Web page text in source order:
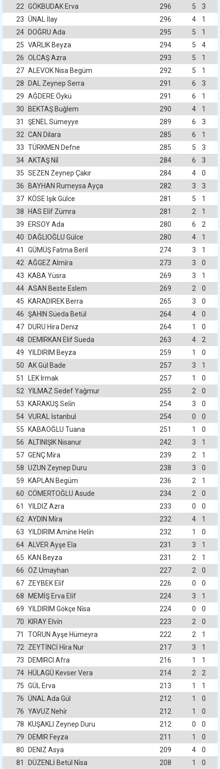
22 GÖKBUDAK Erva 296 5
3
23 ÜNAL İlay 296 4
1
24
DOĞRU Ada 295 5
1
25 VARLIK Beyza 294 5
4
26 OLCAŞ Azra 293 5
1
27 ALEVOK Nisa Begüm 292 5
1
28
DAL Zeynep Serra 291 6
3
29 AĞDERE Öykü 291 6
1
30
BEKTAŞ Buğlem 290 4
1
31
ŞENEL Sümeyye 289 6
3
32 CAN Dilara 285 6
1
33 TÜRKMEN Defne 285 5
3
34 AKTAŞ Ni̇l 284 6
3
35 SEZEN Zeynep Çakır 284 4
0
36
BAYHAN Rumeysa Ayça 282 3
3
37
KÖSE Işik Gülce 281 5
1
38
HAS Eli̇f Zümra 281 2
1
39
ERSOY Ada 280 6
2
40
DAĞLIOĞLU Gülce 280 4
1
41
GÜMÜŞ Fatma Beril 274 3
1
42 AĞGEZ Almi̇ra 273 3
0
43
KABA Yüsra 269 3
1
44 ASAN Beste Eslem 269 2
0
45
KARADIREK Berra 265 3
0
46 ŞAHIN Süeda Betül 264 4
0
47
DURU Hira Deniz 264 1
0
48
DEMIRKAN Elif Sueda 263 4
2
49 YILDIRIM Beyza 259 1
0
50 AK Gül Bade 257 3
1
51
LEK Irmak 257 1
0
52 YILMAZ Sedef Yağmur 255 2
0
53
KARAKUŞ Seli̇n 254 3
0
54 VURAL İstanbul 254 0
0
55
KABAOĞLU Tuana 251 1
0
56 ALTINIŞIK Nisanur 242 3
1
57 GENÇ Mi̇ra 239 2
1
58 UZUN Zeynep Duru 238 3
0
59
KAPLAN Begüm 236 2
1
60 CÖMERTOĞLU Asude 234 2
0
61
YILDIZ Azra 233 0
0
62 AYDIN Mi̇ra 232 4
1
63 YILDIRIM Ami̇ne Heli̇n 232 1
0
64 ALVER Ayşe Ela 231 3
1
65
KAN Beyza 231 2
1
66 ÖZ Umayhan 227 2
0
67 ZEYBEK Eli̇f 226 0
0
68
MEMİŞ Erva Eli̇f 224 3
1
69 YILDIRIM Gökçe Ni̇sa 224 0
0
70
KIRAY Elvi̇n 223 2
0
71
TORUN Ayşe Hümeyra 222 2
1
72
ZEYTİNCİ Hi̇ra Nur 217 3
1
73
DEMIRCI Afra 216 1
1
74
HÜLAGÜ Kevser Vera 214 2
2
75 GÜL Erva 213 1
1
76 ÜNAL Ada Gül 212 1
0
76 YAVUZ Nehi̇r 212 1
0
78
KUŞAKLI Zeynep Duru 212 0
0
79
DEMIR Feyza 211 1
0
80
DENIZ Asya 209 4
0
81
DÜZENLİ Betül Ni̇sa 208 1
0